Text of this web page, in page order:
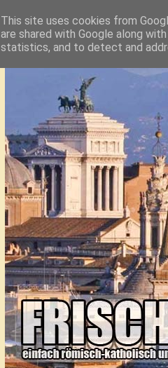
This site uses cookies from
are shared with Google along
statistics, and to detect and